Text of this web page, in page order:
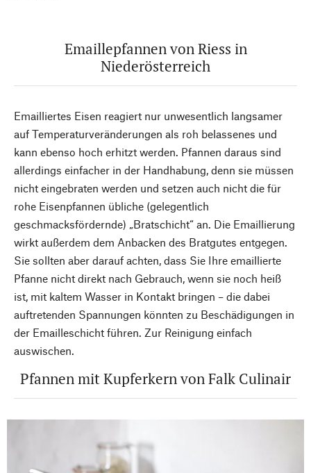
Emaillepfannen von Riess in
Niederösterreich
Emailliertes Eisen reagiert nur unwesentlich langsamer
auf Temperaturveränderungen als roh belassenes und
kann ebenso hoch erhitzt werden. Pfannen daraus sind
allerdings einfacher in der Handhabung, denn sie müssen
nicht eingebraten werden und setzen auch nicht die für
rohe Eisenpfannen übliche (gelegentlich
geschmacksfördernde) „Bratschicht“ an. Die Emaillierung
wirkt außerdem dem Anbacken des Bratgutes entgegen.
Sie sollten aber darauf achten, dass Sie Ihre emaillierte
Pfanne nicht direkt nach Gebrauch, wenn sie noch heiß
ist, mit kaltem Wasser in Kontakt bringen – die dabei
auftretenden Spannungen könnten zu Beschädigungen in
der Emailleschicht führen. Zur Reinigung einfach
auswischen.
Pfannen mit Kupferkern von Falk Culinair